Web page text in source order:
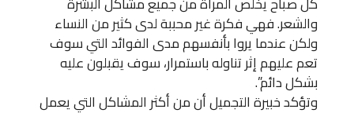
والشعر. فهي فكرة غير محببة لدى كثير من النساء
ولكن عندما يروا بأنفسهم مدى الفوائد التي سوف
تعم عليهم إثر تناوله باستمرار، سوف يقبلون عليه
بشكل دائم”.
وتؤكد خبيرة التجميل أن من أكثر المشاكل التي يعمل